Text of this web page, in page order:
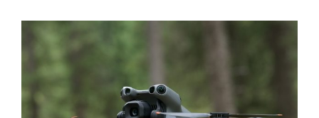
Accessori
La foto del mese